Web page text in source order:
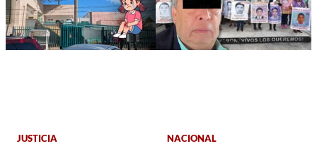
JUSTICIA NACIONAL